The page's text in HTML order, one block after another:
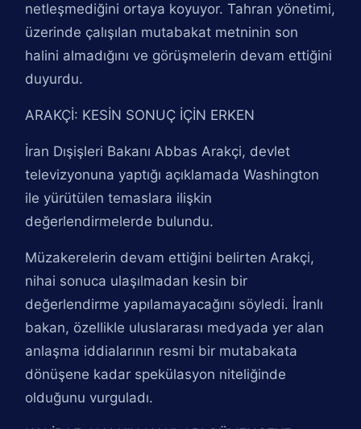
netleşmediğini ortaya koyuyor. Tahran yönetimi,
üzerinde çalışılan mutabakat metninin son
halini almadığını ve görüşmelerin devam ettiğini
duyurdu.
ARAKÇİ: KESİN SONUÇ İÇİN ERKEN
İran Dışişleri Bakanı Abbas Arakçi, devlet
televizyonuna yaptığı açıklamada Washington
ile yürütülen temaslara ilişkin
değerlendirmelerde bulundu.
Müzakerelerin devam ettiğini belirten Arakçi,
nihai sonuca ulaşılmadan kesin bir
değerlendirme yapılamayacağını söyledi. İranlı
bakan, özellikle uluslararası medyada yer alan
anlaşma iddialarının resmi bir mutabakata
dönüşene kadar spekülasyon niteliğinde
olduğunu vurguladı.